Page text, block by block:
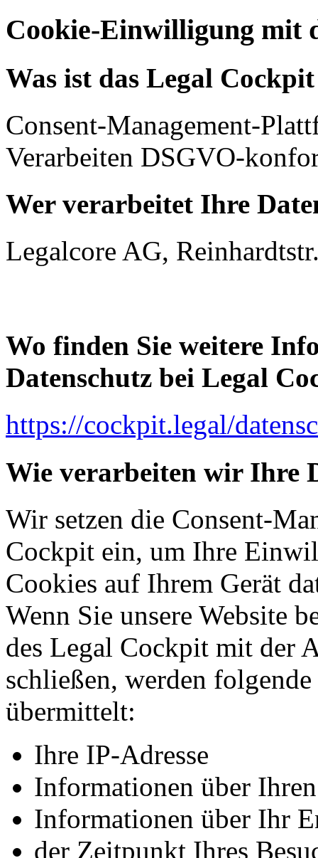
Cookie-Einwilligung mit
Was ist das Legal
Consent-Management-
Verarbeiten DSGVO-
Wer verarbeitet Ihre
Legalcore AG,
Wo finden Sie weitere
Datenschutz bei Legal
https://cockpit.legal/
Wie verarbeiten wir Ihre
Wir setzen die Consent-
Cockpit ein, um Ihre
Cookies auf Ihrem Gerät
Wenn Sie unsere Website
des Legal Cockpit mit der
schließen, werden
übermittelt:
Ihre IP-Adresse
Informationen über
Informationen über Ihr
der Zeitpunkt Ihres